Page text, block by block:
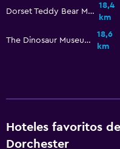
Dorset Teddy Bear Museum
18,4
km
The Dinosaur Museum
18,6
km
Hoteles favoritos
Dorchester